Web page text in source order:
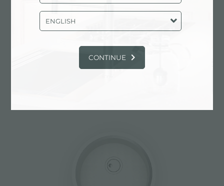
ENGLISH
CONTINUE